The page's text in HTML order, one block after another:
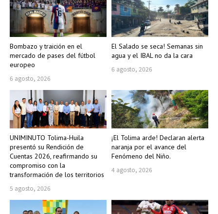
Bombazo y traición en el
mercado de pases del fútbol
europeo
6 agosto, 2026
El Salado se seca! Semanas sin
agua y el IBAL no da la cara
6 agosto, 2026
UNIMINUTO Tolima-Huila
presentó su Rendición de
Cuentas 2026, reafirmando su
compromiso con la
transformación de los territorios
5 agosto, 2026
¡El Tolima arde! Declaran alerta
naranja por el avance del
Fenómeno del Niño.
4 agosto, 2026